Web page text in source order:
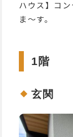
ハウス】コ
ま～す。
1階
玄関